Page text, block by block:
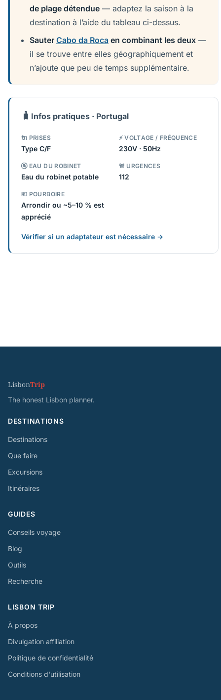
de plage détendue — adaptez la saison à la
destination à l’aide du tableau ci-dessus.
Sauter Cabo da Roca en combinant les deux —
il se trouve entre elles géographiquement et
n’ajoute que peu de temps supplémentaire.
🧳 Infos pratiques · Portugal
🔌 PRISES
Type C/F
⚡ VOLTAGE / FRÉQUENCE
230V · 50Hz
🚰 EAU DU ROBINET
Eau du robinet potable
🚨 URGENCES
112
💶 POURBOIRE
Arrondir ou ~5–10 % est
apprécié
Vérifier si un adaptateur est nécessaire →
LisbonTrip
The honest Lisbon planner.
DESTINATIONS
Destinations
Que faire
Excursions
Itinéraires
GUIDES
Conseils voyage
Blog
Outils
Recherche
LISBON TRIP
À propos
Divulgation affiliation
Politique de confidentialité
Conditions d'utilisation